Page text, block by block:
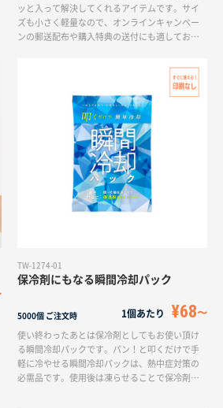
ッと入って解決してくれるアイテムです。サイ
ズも小さく軽量なので、オンラインキャンペー
ンの郵送配布や購入特典の送付にも適してお
ゴールドのカラーバリエーションで、高級感を
打ち出すブランドPRも可能です。一味違ったノ
ベルティを探されている方におすすめです。
TW-1274-01
保冷剤にもなる瞬間冷却パック
5000個 ご注文時 1個あたり ¥68
使い終わったあとは保冷剤としてもお使い頂け
る瞬間冷却パックです。パン！と叩くだけで手
軽に冷やせる瞬間冷却パックは、熱中症対策の
必需品です。使用後は凍らせることで保冷剤と